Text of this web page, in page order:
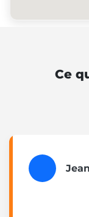
Ce